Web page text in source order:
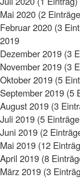
Mai 2020 (2
Februar 2020 (3
2019
Dezember 2019 (3
November 2019 (3
Oktober 2019 (5
September 2019 (5
August 2019 (3
Juli 2019 (5
Juni 2019 (2
Mai 2019 (12
April 2019 (8
März 2019 (3